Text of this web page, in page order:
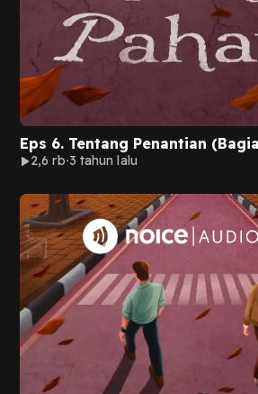
Eps 6. Tentang Penantian
2,6 rb 3 tahun lalu